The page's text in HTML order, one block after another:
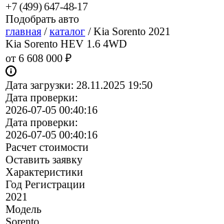
+7 (499) 647-48-17
Подобрать авто
главная / каталог / Kia Sorento 2021
Kia Sorento HEV 1.6 4WD
от 6 608 000 ₽
Дата загрузки: 28.11.2025 19:50
Дата проверки:
2026-07-05 00:40:16
Дата проверки:
2026-07-05 00:40:16
Расчет стоимости
Оставить заявку
Характеристики
Год Регистрации
2021
Модель
Sorento